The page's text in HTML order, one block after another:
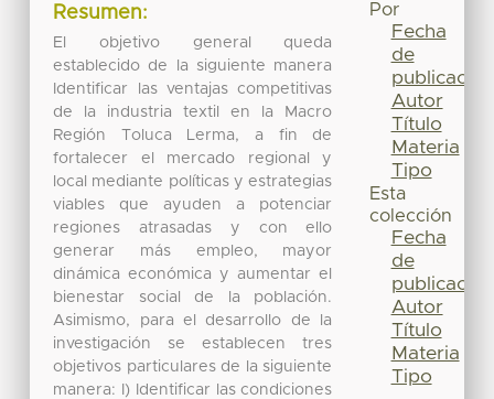
Resumen:
El objetivo general queda
establecido de la siguiente manera
Identificar las ventajas competitivas
de la industria textil en la Macro
Región Toluca Lerma, a fin de
fortalecer el mercado regional y
local mediante políticas y estrategias
viables que ayuden a potenciar
regiones atrasadas y con ello
generar más empleo, mayor
dinámica económica y aumentar el
bienestar social de la población.
Asimismo, para el desarrollo de la
investigación se establecen tres
objetivos particulares de la siguiente
manera: I) Identificar las condiciones
Por
Fecha
de
publicación
Autor
Título
Materia
Tipo
Esta
colección
Fecha
de
publicación
Autor
Título
Materia
Tipo